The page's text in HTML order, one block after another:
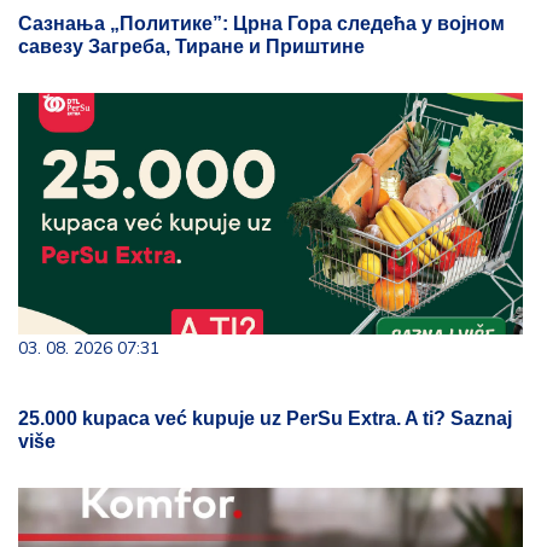
Сазнања „Политике”: Црна Гора следећа у војном
савезу Загреба, Тиране и Приштине
03. 08. 2026 07:31
25.000 kupaca već kupuje uz PerSu Extra. A ti? Saznaj
više